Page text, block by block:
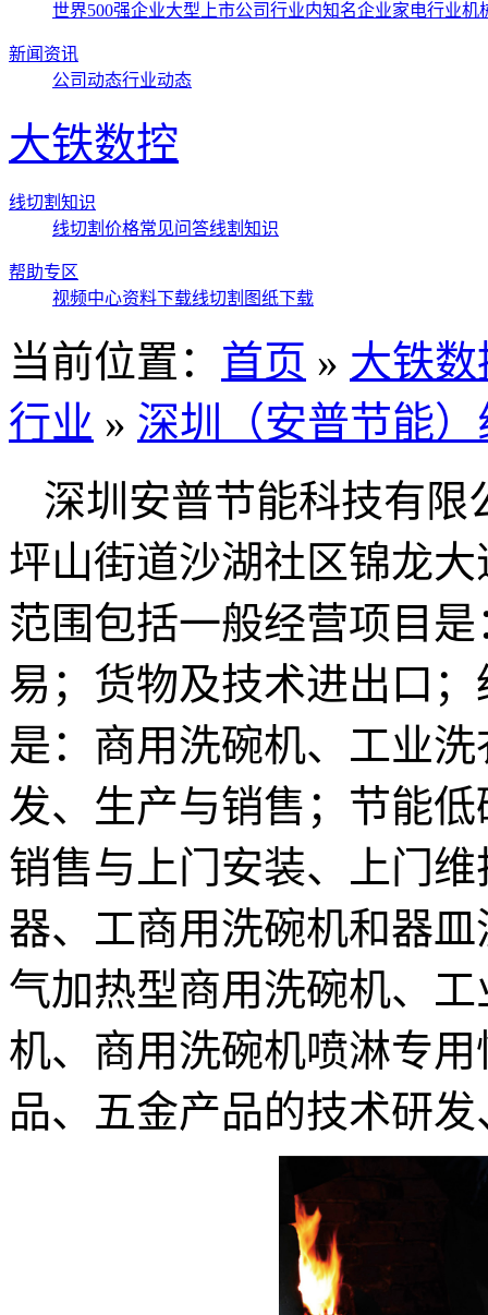
世界500强企业大型上市公司行业内知名企业家电行业机
新闻资讯
公司动态行业动态
大铁数控
线切割知识
线切割价格常见问答线割知识
帮助专区
视频中心资料下载线切割图纸下载
当前位置： 首页 » 大铁
行业 » 深圳（安普节能
深圳安普节能科技有限
坪山街道沙湖社区锦龙
范围包括一般经营项目
易；货物及技术进出口
是：商用洗碗机、工业
发、生产与销售；节能
销售与上门安装、上门
器、工商用洗碗机和器
气加热型商用洗碗机、
机、商用洗碗机喷淋专
品、五金产品的技术研